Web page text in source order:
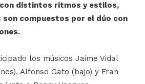
distintos ritmos y estilos,
son compuestos por el dúo con
los músicos Jaime Vidal
Alfonso Gato (bajo) y Fran